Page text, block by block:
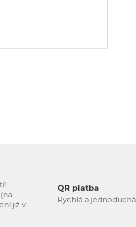
již v
QR platba
Rychlá a jednoduchá